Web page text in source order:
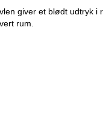
giver et blødt
rum.